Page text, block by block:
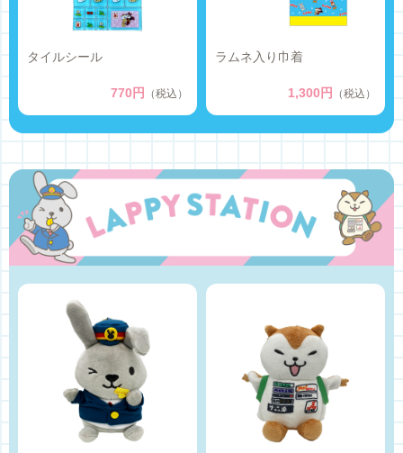
タイルシール
770円 （税込）
ラムネ入り巾着
1,300円 （税込）
商品情報